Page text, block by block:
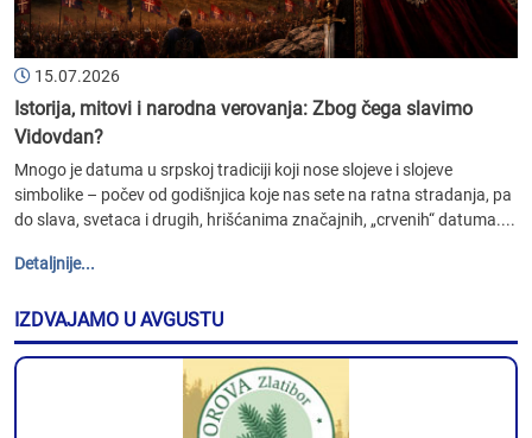
15.07.2026
Istorija, mitovi i narodna verovanja: Zbog čega slavimo
Vidovdan?
Mnogo je datuma u srpskoj tradiciji koji nose slojeve i slojeve
simbolike – počev od godišnjica koje nas sete na ratna stradanja, pa
do slava, svetaca i drugih, hrišćanima značajnih, „crvenih“ datuma....
Detaljnije...
IZDVAJAMO U AVGUSTU